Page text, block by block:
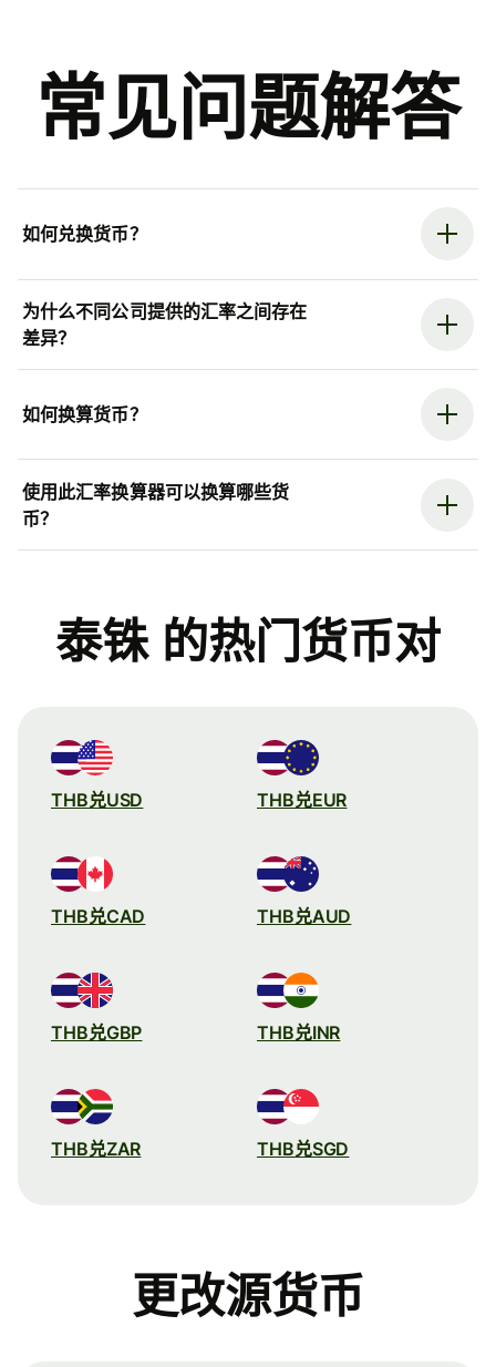
常见问题解答
如何兑换货币？
为什么不同公司提供的汇率之间存在
差异？
如何换算货币？
使用此汇率换算器可以换算哪些货
币？
泰铢 的热门货币对
THB兑USD THB兑EUR
THB兑CAD THB兑AUD
THB兑GBP THB兑INR
THB兑ZAR THB兑SGD
更改源货币